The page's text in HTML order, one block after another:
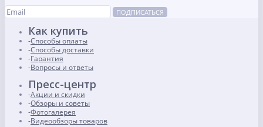
ПОДПИСАТЬСЯ
Как купить
Способы оплаты
Способы доставки
Гарантия
Вопросы и ответы
Пресс-центр
Акции и скидки
Обзоры и советы
Фотогалерея
Видеообзоры товаров